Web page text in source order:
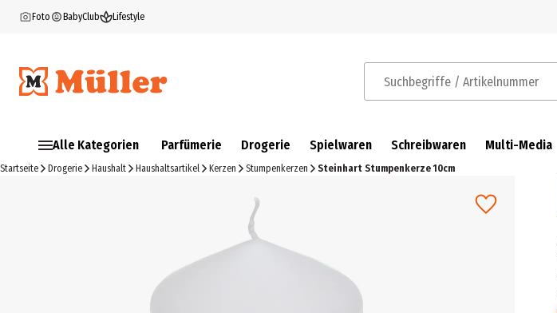
Foto BabyClub Lifestyle
Suchbegriffe / Artikelnummer
Alle Kategorien Parfümerie Drogerie Spielwaren Schreibwaren Multi-Media
Startseite Drogerie Haushalt Haushaltsartikel Kerzen Stumpenkerzen Steinhart Stumpenkerze 10cm